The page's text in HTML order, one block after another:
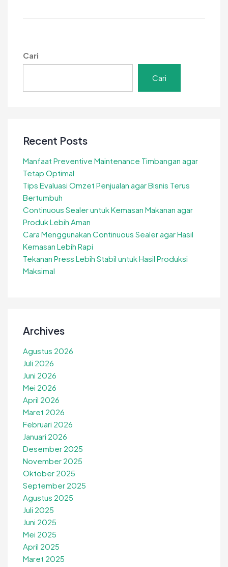
Camilan
Cari
Cari
Recent Posts
Manfaat Preventive Maintenance Timbangan agar
Tetap Optimal
Tips Evaluasi Omzet Penjualan agar Bisnis Terus
Bertumbuh
Continuous Sealer untuk Kemasan Makanan agar
Produk Lebih Aman
Cara Menggunakan Continuous Sealer agar Hasil
Kemasan Lebih Rapi
Tekanan Press Lebih Stabil untuk Hasil Produksi
Maksimal
Archives
Agustus 2026
Juli 2026
Juni 2026
Mei 2026
April 2026
Maret 2026
Februari 2026
Januari 2026
Desember 2025
November 2025
Oktober 2025
September 2025
Agustus 2025
Juli 2025
Juni 2025
Mei 2025
April 2025
Maret 2025